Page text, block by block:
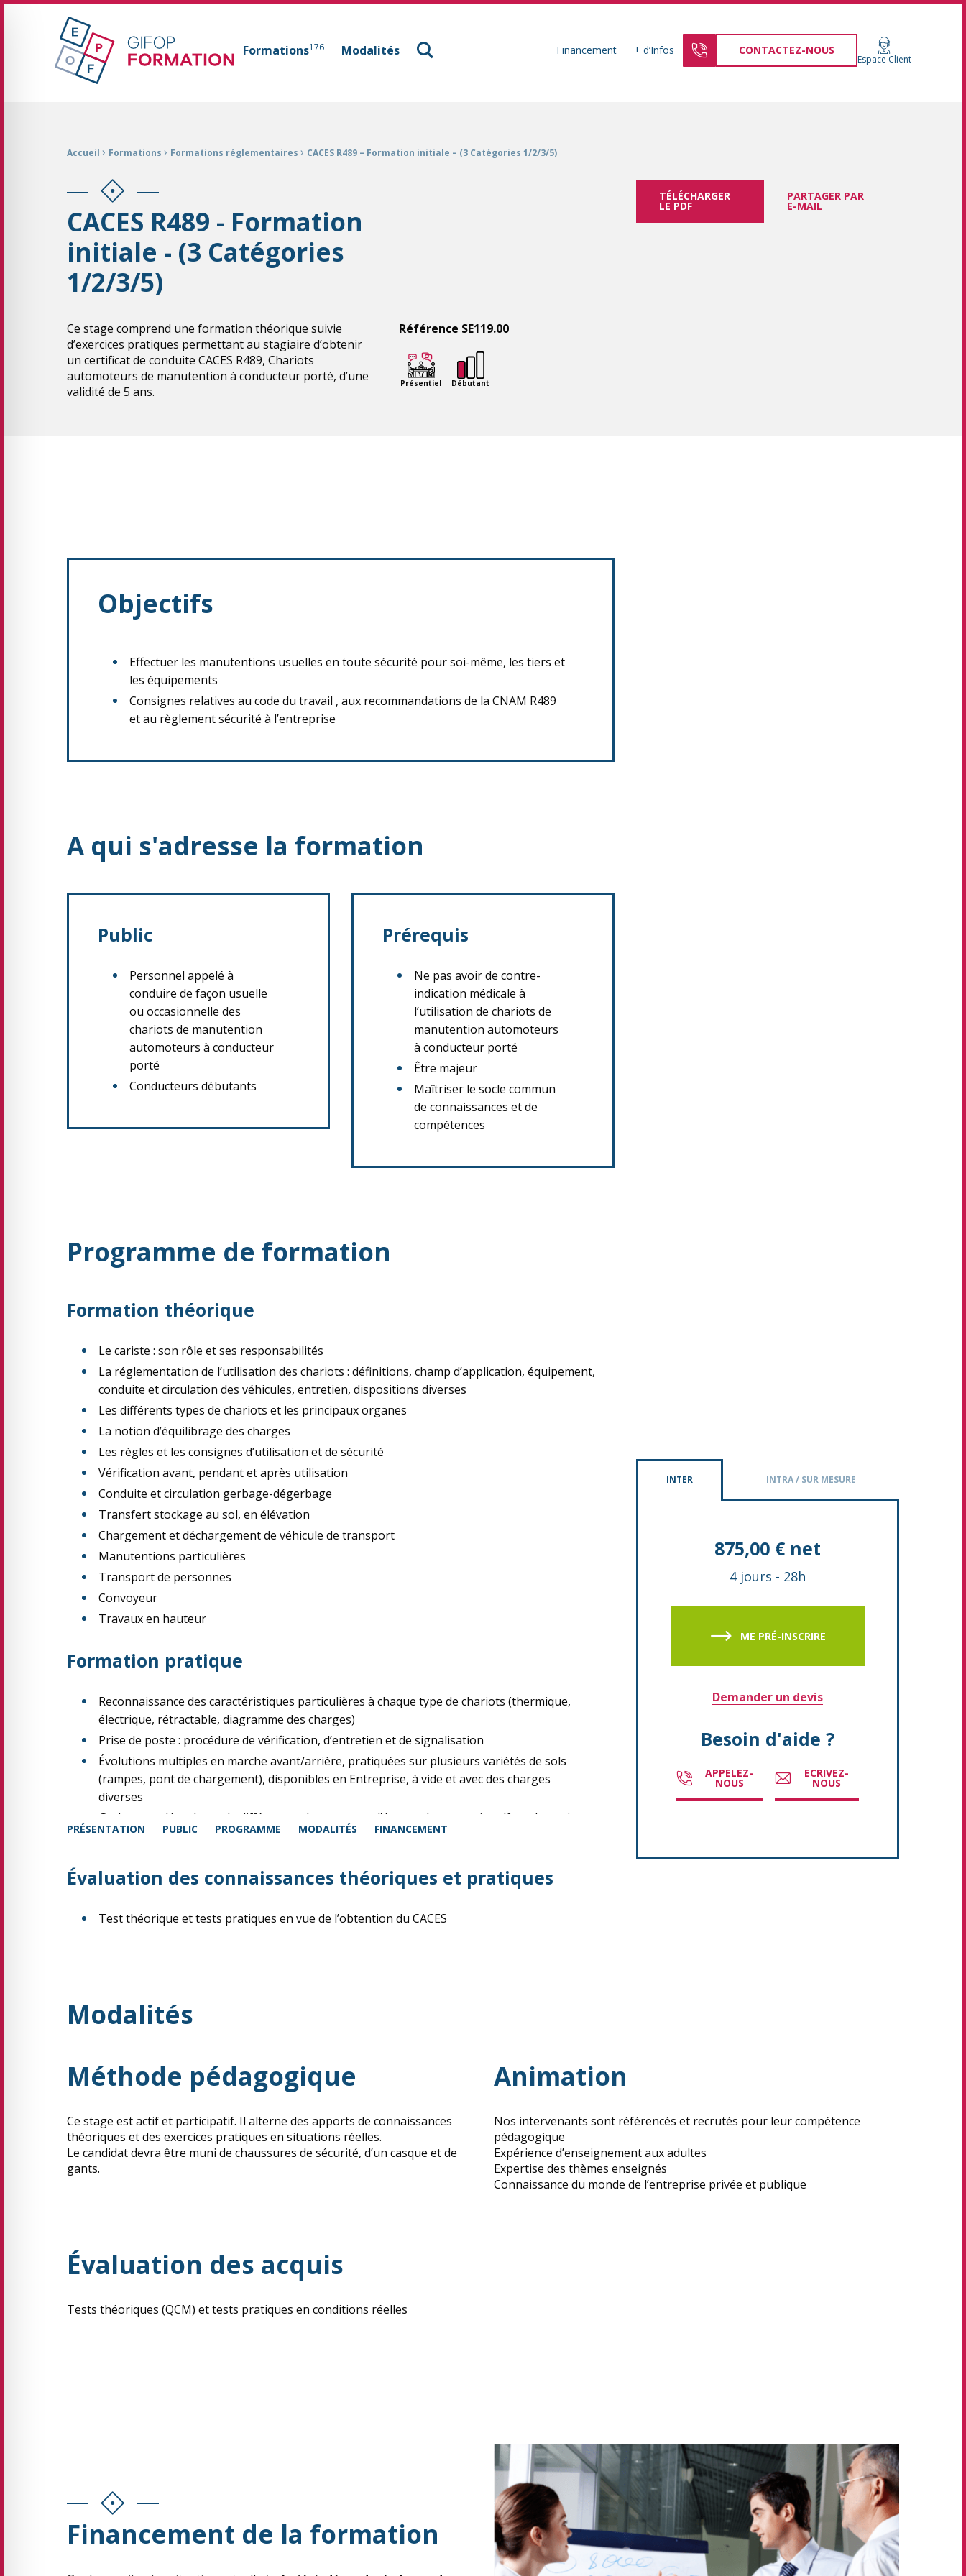
GIFOP Formation Centre de formation continue à Mulhouse
Formations176 Modalités Financement + d’Infos CONTACTEZ-NOUS
Espace Client
Fil d'Ariane :
Accueil › Formations › Formations réglementaires › CACES R489 – Formation initiale – (3 Catégories 1/2/3/5)
CACES R489 - Formation
initiale - (3 Catégories
1/2/3/5)
Ce stage comprend une formation théorique suivie
d’exercices pratiques permettant au stagiaire d’obtenir
un certificat de conduite CACES R489, Chariots
automoteurs de manutention à conducteur porté, d’une
validité de 5 ans.
Référence SE119.00
Présentiel Débutant
TÉLÉCHARGER
LE PDF
PARTAGER PAR
E-MAIL
INTER INTRA / SUR MESURE
875,00 € net
4 jours - 28h
ME PRÉ-INSCRIRE
Demander un devis
Besoin d'aide ?
APPELEZ-
NOUS
ECRIVEZ-
NOUS
PRÉSENTATION PUBLIC PROGRAMME MODALITÉS FINANCEMENT
Objectifs
Effectuer les manutentions usuelles en toute sécurité pour soi-même, les tiers et
les équipements
Consignes relatives au code du travail , aux recommandations de la CNAM R489
et au règlement sécurité à l’entreprise
A qui s'adresse la formation
Public
Personnel appelé à
conduire de façon usuelle
ou occasionnelle des
chariots de manutention
automoteurs à conducteur
porté
Conducteurs débutants
Prérequis
Ne pas avoir de contre-
indication médicale à
l’utilisation de chariots de
manutention automoteurs
à conducteur porté
Être majeur
Maîtriser le socle commun
de connaissances et de
compétences
Programme de formation
Formation théorique
Le cariste : son rôle et ses responsabilités
La réglementation de l’utilisation des chariots : définitions, champ d’application, équipement,
conduite et circulation des véhicules, entretien, dispositions diverses
Les différents types de chariots et les principaux organes
La notion d’équilibrage des charges
Les règles et les consignes d’utilisation et de sécurité
Vérification avant, pendant et après utilisation
Conduite et circulation gerbage-dégerbage
Transfert stockage au sol, en élévation
Chargement et déchargement de véhicule de transport
Manutentions particulières
Transport de personnes
Convoyeur
Travaux en hauteur
Formation pratique
Reconnaissance des caractéristiques particulières à chaque type de chariots (thermique,
électrique, rétractable, diagramme des charges)
Prise de poste : procédure de vérification, d’entretien et de signalisation
Évolutions multiples en marche avant/arrière, pratiquées sur plusieurs variétés de sols
(rampes, pont de chargement), disponibles en Entreprise, à vide et avec des charges
diverses
Gerbage et dégerbage de différentes charges avec d’éventuels accessoires (fourches, pinces
à balles, bobines, potence, éperon…)
Évaluation des connaissances théoriques et pratiques
Test théorique et tests pratiques en vue de l’obtention du CACES
Modalités
Méthode pédagogique
Ce stage est actif et participatif. Il alterne des apports de connaissances
théoriques et des exercices pratiques en situations réelles.
Le candidat devra être muni de chaussures de sécurité, d’un casque et de
gants.
Animation
Nos intervenants sont référencés et recrutés pour leur compétence
pédagogique
Expérience d’enseignement aux adultes
Expertise des thèmes enseignés
Connaissance du monde de l’entreprise privée et publique
Évaluation des acquis
Tests théoriques (QCM) et tests pratiques en conditions réelles
Financement de la formation